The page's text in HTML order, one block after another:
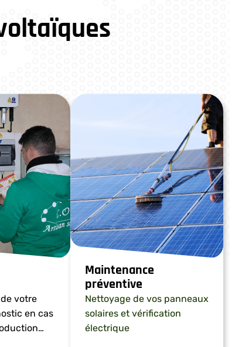
votre
en cas
Maintenance
préventive
Nettoyage de vos panneaux
solaires et vérification
électrique